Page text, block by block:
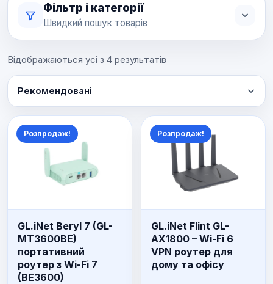
Фільтр і категорії
Швидкий пошук товарів
Відображаються усі з 4 результатів
Рекомендовані
Розпродаж!
GL.iNet Beryl 7 (GL-
MT3600BE)
портативний
роутер з Wi-Fi 7
(BE3600)
Розпродаж!
GL.iNet Flint GL-
AX1800 – Wi-Fi 6
VPN роутер для
дому та офісу